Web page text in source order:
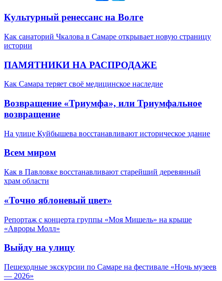
Культурный ренессанс на Волге
Как санаторий Чкалова в Самаре открывает новую страницу
истории
ПАМЯТНИКИ НА РАСПРОДАЖЕ
Как Самара теряет своё медицинское наследие
Возвращение «Триумфа», или Триумфальное
возвращение
На улице Куйбышева восстанавливают историческое здание
Всем миром
Как в Павловке восстанавливают старейший деревянный
храм области
«Точно яблоневый цвет»
Репортаж с концерта группы «Моя Мишель» на крыше
«Авроры Молл»
Выйду на улицу
Пешеходные экскурсии по Самаре на фестивале «Ночь музеев
— 2026»